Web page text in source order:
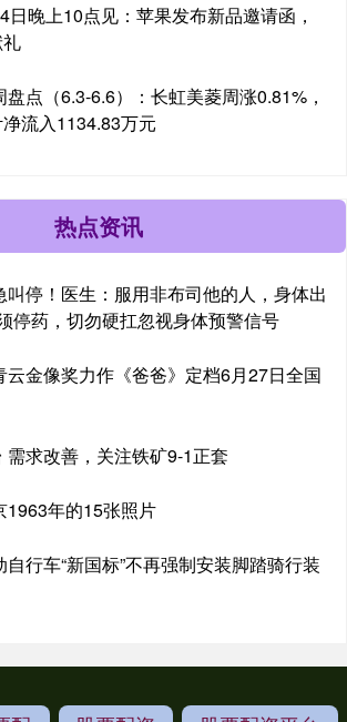
日晚上10点见：苹果发布新品邀请函，
点（6.3-6.6）：长虹美菱周涨0.81%，
流入1134.83万元
热点资讯
叫停！医生：服用非布司他的人，身体出
停药，切勿硬扛忽视身体预警信号
云金像奖力作《爸爸》定档6月27日全国
需求改善，关注铁矿9-1正套
1963年的15张照片
行车“新国标”不再强制安装脚踏骑行装